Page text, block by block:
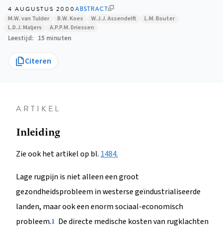
4 AUGUSTUS 2000ABSTRACT
M.W. van Tulder B.W. Koes W.J.J. Assendelft
L.M. Bouter
L.D.J. Maljers
A.P.P.M. Driessen
Leestijd 15 minuten
Citeren
ARTIKEL
Inleiding
Zie ook het artikel op bl. 1484.
Lage rugpijn is niet alleen een groot
gezondheidsprobleem in westerse geïndustrialiseerde
landen, maar ook een enorm sociaal-economisch
probleem.1 De directe medische kosten van rugklachten